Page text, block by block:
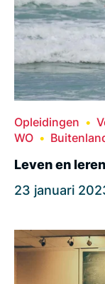
Opleidingen
WO
Leven en
23 januari